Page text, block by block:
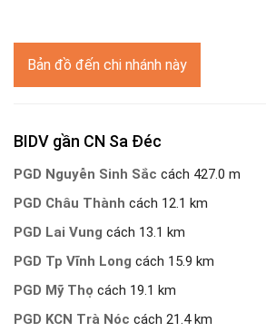
Bản đồ đến chi nhánh này
BIDV gần CN Sa Đéc
PGD Nguyễn Sinh Sắc cách 427.0 m
PGD Châu Thành cách 12.1 km
PGD Lai Vung cách 13.1 km
PGD Tp Vĩnh Long cách 15.9 km
PGD Mỹ Thọ cách 19.1 km
PGD KCN Trà Nóc cách 21.4 km